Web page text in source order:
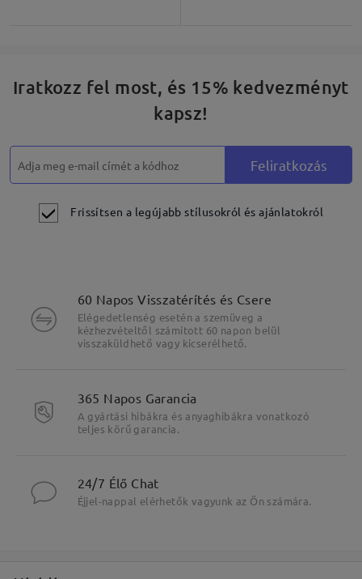
Termékleírás
Fő jellemzők kiemelése
Iratkozz fel most, és 15% kedvezményt
kapsz!
Feliratkozás
Frissítsen a legújabb stílusokról és ajánlatokról
60 Napos Visszatérítés és Csere
Elégedetlenség esetén a szemüveg a
kézhezvételtől számított 60 napon belül
visszaküldhető vagy kicserélhető.
365 Napos Garancia
A gyártási hibákra és anyaghibákra vonatkozó
teljes körű garancia.
24/7 Élő Chat
Éjjel-nappal elérhetők vagyunk az Ön számára.